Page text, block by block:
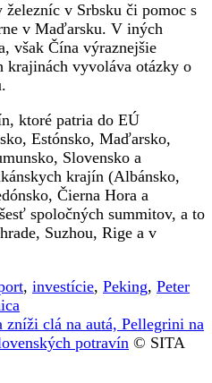
v Srbsku či pomoc s
v Maďarsku. V iných
však Čína výraznejšie
krajinách vyvoláva otázky o
ktoré patria do EÚ
Estónsko, Maďarsko,
Slovensko a
krajín (Albánsko,
Čierna Hora a
spoločných summitov, a to
Suzhou, Rige a v
, investície, Peking, Peter
zníži clá na autá, Pellegrini na
potravín © SITA